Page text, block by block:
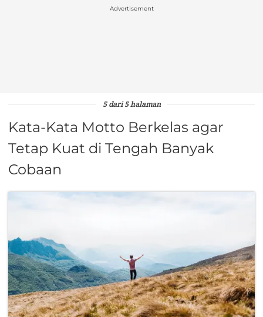
Advertisement
5 dari 5 halaman
Kata-Kata Motto Berkelas agar
Tetap Kuat di Tengah Banyak
Cobaan